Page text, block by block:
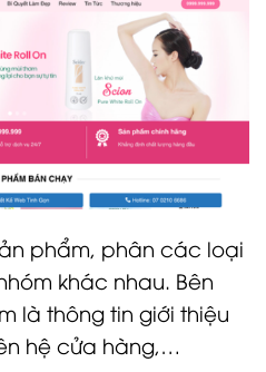
phẩm, phân các loại
khác nhau. Bên
là thông tin giới thiệu
hệ cửa hàng,…